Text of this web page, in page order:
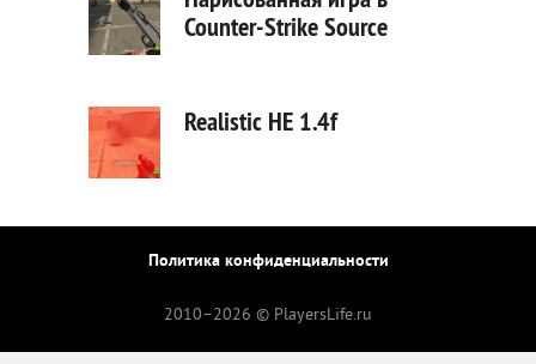
Counter-Strike Source
Realistic HE 1.4f
Политика конфиденциальности
2010–2026 © PlayersLife.ru